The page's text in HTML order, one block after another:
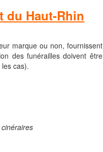
du Haut-Rhin
marque ou non, fournissent
des funérailles doivent être
cas).